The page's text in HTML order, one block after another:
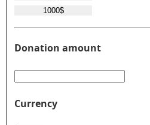
Donation amount
Currency